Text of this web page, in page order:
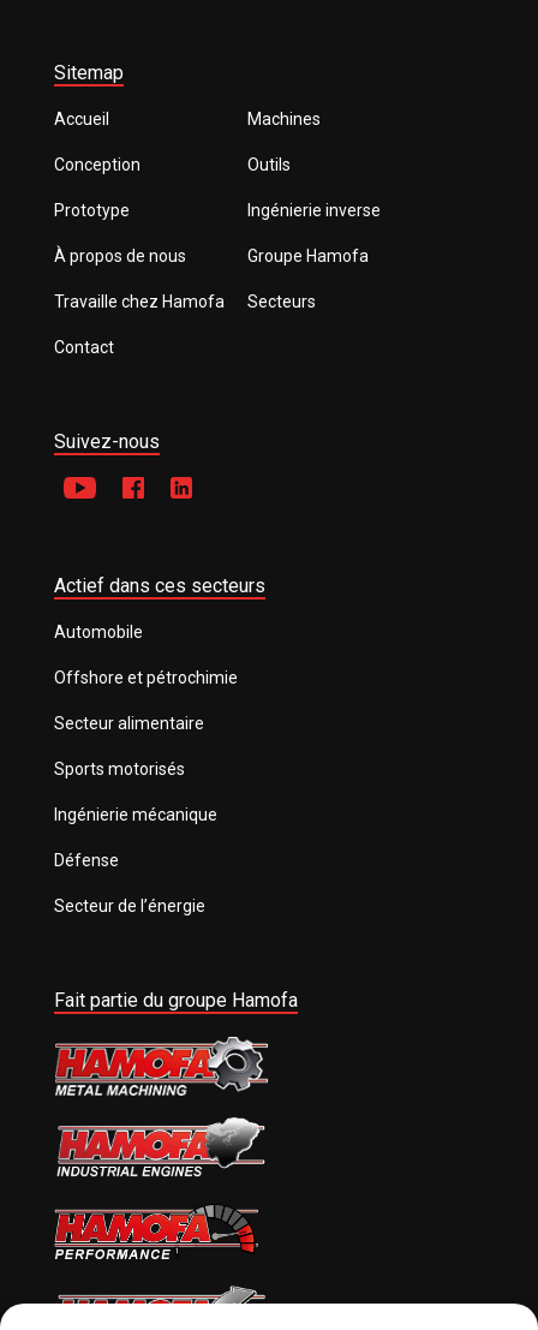
Sitemap
Accueil Machines
Conception Outils
Prototype Ingénierie inverse
À propos de nous Groupe Hamofa
Travaille chez Hamofa Secteurs
Contact
Suivez-nous
Actief dans ces secteurs
Automobile
Offshore et pétrochimie
Secteur alimentaire
Sports motorisés
Ingénierie mécanique
Défense
Secteur de l’énergie
Fait partie du groupe Hamofa